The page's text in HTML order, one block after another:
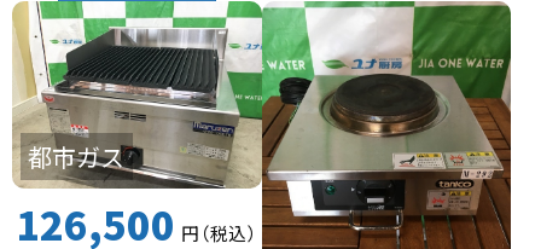
都市ガス
126,500 円（税込）